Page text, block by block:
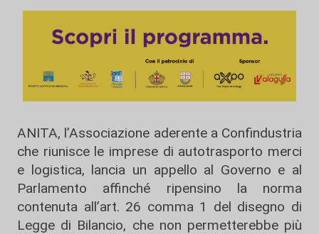
ANITA, l’Associazione aderente a Confindustria
che riunisce le imprese di autotrasporto merci
e logistica, lancia un appello al Governo e al
Parlamento affinché ripensino la norma
contenuta all’art. 26 comma 1 del disegno di
Legge di Bilancio, che non permetterebbe più